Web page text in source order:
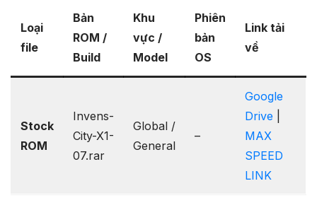
Loại
file
Bản
ROM /
Build
Khu
vực /
Model
Phiên
bản
OS
Link tải
về
Stock
ROM
Invens-
City-X1-
07.rar
Global /
General
–
Google
Drive
MAX
SPEED
LINK